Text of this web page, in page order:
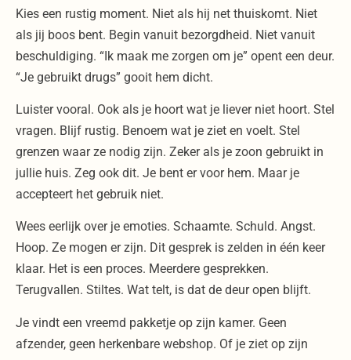
Kies een rustig moment. Niet als hij net thuiskomt. Niet
als jij boos bent. Begin vanuit bezorgdheid. Niet vanuit
beschuldiging. “Ik maak me zorgen om je” opent een deur.
“Je gebruikt drugs” gooit hem dicht.
Luister vooral. Ook als je hoort wat je liever niet hoort. Stel
vragen. Blijf rustig. Benoem wat je ziet en voelt. Stel
grenzen waar ze nodig zijn. Zeker als je zoon gebruikt in
jullie huis. Zeg ook dit. Je bent er voor hem. Maar je
accepteert het gebruik niet.
Wees eerlijk over je emoties. Schaamte. Schuld. Angst.
Hoop. Ze mogen er zijn. Dit gesprek is zelden in één keer
klaar. Het is een proces. Meerdere gesprekken.
Terugvallen. Stiltes. Wat telt, is dat de deur open blijft.
Je vindt een vreemd pakketje op zijn kamer. Geen
afzender, geen herkenbare webshop. Of je ziet op zijn